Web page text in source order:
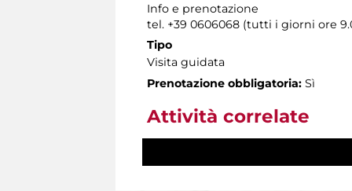
Info e prenotazione
tel. +39 0606068 (tutti i giorni ore
Tipo
Visita guidata
Prenotazione obbligatoria: Sì
Attività correlate